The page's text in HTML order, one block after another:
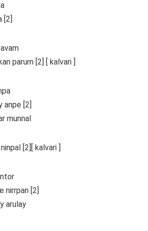
[2]
parum [2] [ kalvari ]
anpe [2]
munnal
[2][ kalvari ]
nirrpan [2]
arulay